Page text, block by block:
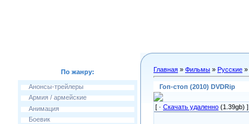
По жанру:
Анонсы-трейлеры
Армия / армейские
Анимация
Боевик
Главная » Фильмы » Русские »
Гоп-стоп (2010) DVDRip
[ · Скачать удаленно (1.39gb) ]